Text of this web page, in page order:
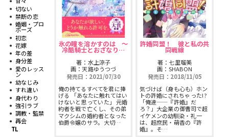
arca comics
G-Lish
カクテルキス文庫
スフレコミックス
ロイヤルキス＆チュールキス
ジャンルから探す
BLコミック
TLコミック
BLノベル
TLノベル
メニュー
ニュース
作品一覧
会社情報一覧
会社概要
切ない
禁断の恋
婚姻・プロ
ポーズ
初恋
花嫁
年の差
身分差
愛のレッス
ン
幼なじみ
すれ違い
身代わり
強引ラブ
調教・監禁
再会
TL
氷の瞳を溶かすのは 〜
冷酷騎士とおざなり…
著：水上涼子
画：天路ゆうつづ
発売日：2021/07/30
俺の持てるすべてを君に捧
げる 「あなたに触れてはい
けないと思っていた」 元婚
約者を戦で亡くし、その弟
マクシムの婚約者となった
伯爵令嬢のサラ。大切…
許婚同盟！ 彼と私の共
同戦線
著：七里瑠美
画：SHABON
発売日：2018/11/05
気づけば（身も心も）ホン
トの許婚にされちゃった!?
「俺達——『許婚』だ
ろ？」大企業の御曹司で超
イケメンの幼馴染・礼一
は、超庶民・萌香の『許
婚』。そ…